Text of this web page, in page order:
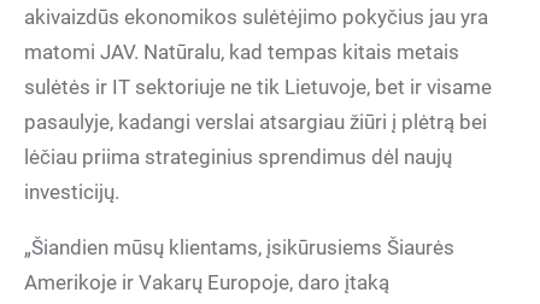
akivaizdūs ekonomikos sulėtėjimo pokyčius jau yra
matomi JAV. Natūralu, kad tempas kitais metais
sulėtės ir IT sektoriuje ne tik Lietuvoje, bet ir visame
pasaulyje, kadangi verslai atsargiau žiūri į plėtrą bei
lėčiau priima strateginius sprendimus dėl naujų
investicijų.
„Šiandien mūsų klientams, įsikūrusiems Šiaurės
Amerikoje ir Vakarų Europoje, daro įtaką